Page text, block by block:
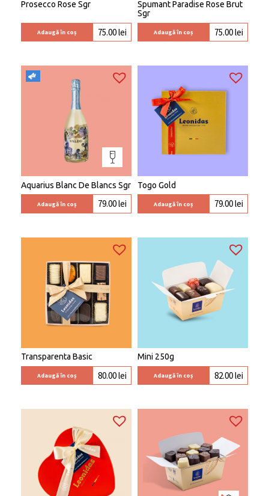
Prosecco Rose Sgr
Adaugă în coș 75.00lei
Spumant Paradise Rose Brut
Sgr
Adaugă în coș 75.00lei
Aquarius Blanc De Blancs Sgr
Adaugă în coș 79.00lei
Togo Gold
Adaugă în coș 79.00lei
Transparenta Basic
Adaugă în coș 80.00lei
Mini 250g
Adaugă în coș 82.00lei